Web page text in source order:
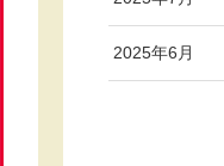
2025年6月